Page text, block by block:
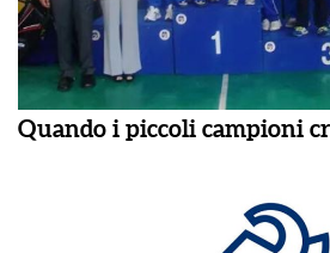
Quando i piccoli campioni